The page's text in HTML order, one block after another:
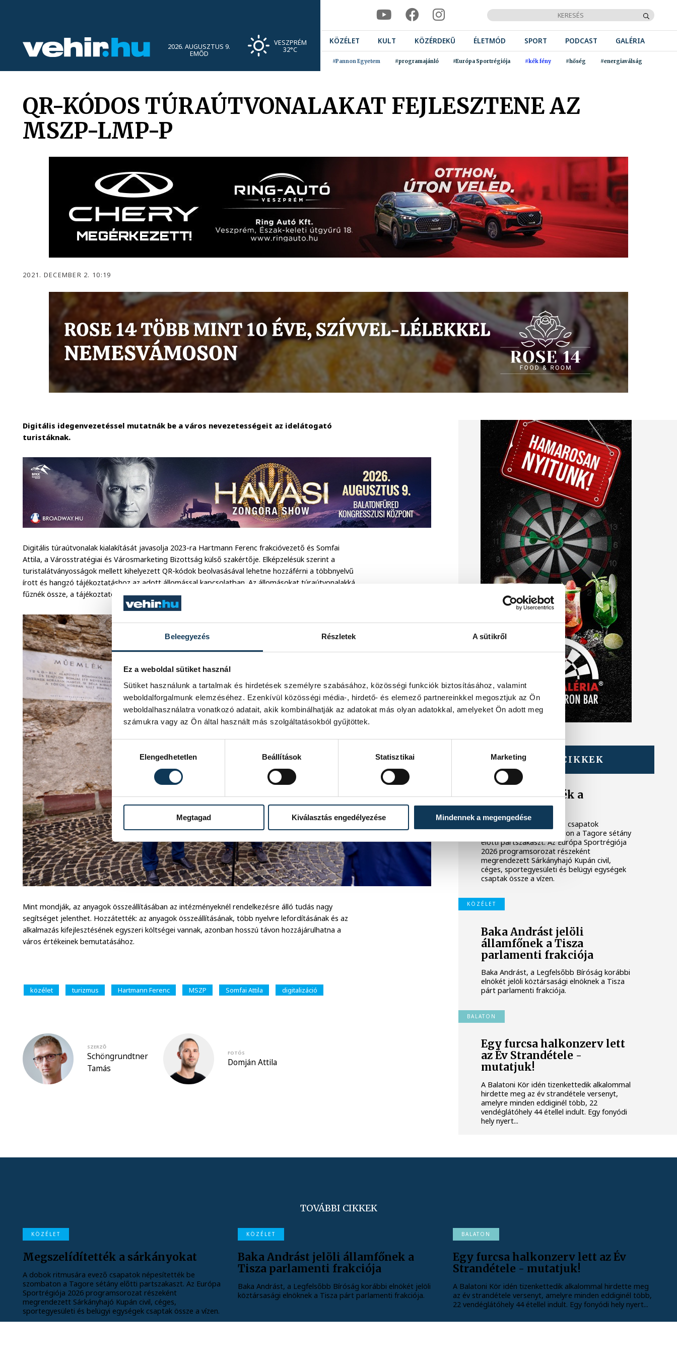
Beleegyezés Részletek A sütikről
Ez a weboldal sütiket használ
Sütiket használunk a tartalmak és hirdetések személyre szabásához, közösségi funkciók biztosításához, valamint
weboldalforgalmunk elemzéséhez. Ezenkívül közösségi média-, hirdető- és elemező partnereinkkel megosztjuk az Ön
weboldalhasználatra vonatkozó adatait, akik kombinálhatják az adatokat más olyan adatokkal, amelyeket Ön adott meg
számukra vagy az Ön által használt más szolgáltatásokból gyűjtöttek.
Hozzájárulás kiválasztása
Elengedhetetlen
Beállítások Statisztikai Marketing
Megtagad Kiválasztás engedélyezése Mindennek a megengedése
2026. AUGUSZTUS 9.
EMŐD
VESZPRÉM
32°C
KÖZÉLET KULT KÖZÉRDEKŰ ÉLETMÓD SPORT PODCAST GALÉRIA
#Pannon Egyetem #programajánló #Európa Sportrégiója #kék fény #hőség #energiaválság
QR-KÓDOS TÚRAÚTVONALAKAT FEJLESZTENE AZ
MSZP-LMP-P
2021. DECEMBER 2. 10:19
Digitális idegenvezetéssel mutatnák be a város nevezetességeit az idelátogató
turistáknak.
Digitális túraútvonalak kialakítását javasolja 2023-ra Hartmann Ferenc frakcióvezető és Somfai
Attila, a Városstratégiai és Városmarketing Bizottság külső szakértője. Elképzelésük szerint a
turistalátványosságok mellett kihelyezett QR-kódok beolvasásával lehetne hozzáférni a többnyelvű
írott és hangzó tájékoztatáshoz az adott állomással kapcsolatban. Az állomásokat túraútvonalakká
fűznék össze, a tájékoztató rendszert pedig egy egységes alkalmazásban fognák össze.
Mint mondják, az anyagok összeállításában az intézményeknél rendelkezésre álló tudás nagy
segítséget jelenthet. Hozzátették: az anyagok összeállításának, több nyelvre lefordításának és az
alkalmazás kifejlesztésének egyszeri költségei vannak, azonban hosszú távon hozzájárulhatna a
város értékeinek bemutatásához.
közélet turizmus Hartmann Ferenc MSZP Somfai Attila digitalizáció
SZERZŐ
Schöngrundtner
Tamás
FOTÓS
Domján Attila
TOVÁBBI CIKKEK
Megszelídítették a
sárkányokat
A dobok ritmusára evező csapatok
népesítették be szombaton a Tagore sétány
előtti partszakaszt. Az Európa Sportrégiója
2026 programsorozat részeként
megrendezett Sárkányhajó Kupán civil,
céges, sportegyesületi és belügyi egységek
csaptak össze a vízen.
KÖZÉLET
Baka Andrást jelöli
államfőnek a Tisza
parlamenti frakciója
Baka Andrást, a Legfelsőbb Bíróság korábbi
elnökét jelöli köztársasági elnöknek a Tisza
párt parlamenti frakciója.
BALATON
Egy furcsa halkonzerv lett
az Év Strandétele -
mutatjuk!
A Balatoni Kör idén tizenkettedik alkalommal
hirdette meg az év strandétele versenyt,
amelyre minden eddiginél több, 22
vendéglátóhely 44 étellel indult. Egy fonyódi
hely nyert...
TOVÁBBI CIKKEK
KÖZÉLET
Megszelídítették a sárkányokat
A dobok ritmusára evező csapatok népesítették be
szombaton a Tagore sétány előtti partszakaszt. Az Európa
Sportrégiója 2026 programsorozat részeként
megrendezett Sárkányhajó Kupán civil, céges,
sportegyesületi és belügyi egységek csaptak össze a vízen.
KÖZÉLET
Baka Andrást jelöli államfőnek a
Tisza parlamenti frakciója
Baka Andrást, a Legfelsőbb Bíróság korábbi elnökét jelöli
köztársasági elnöknek a Tisza párt parlamenti frakciója.
BALATON
Egy furcsa halkonzerv lett az Év
Strandétele - mutatjuk!
A Balatoni Kör idén tizenkettedik alkalommal hirdette meg
az év strandétele versenyt, amelyre minden eddiginél több,
22 vendéglátóhely 44 étellel indult. Egy fonyódi hely nyert...